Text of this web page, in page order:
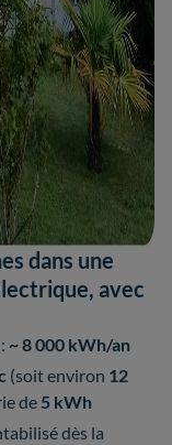
dans une
avec
~ 8 000 kWh/an
(soit environ 12
de 5 kWh
dès la